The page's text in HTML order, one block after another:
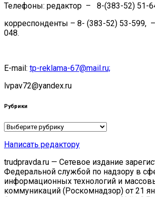
Телефоны: редактор – 8-(383-52) 51-
корреспонденты – 8- (383-52) 53-599,
048.
E-mail: tp-reklama-67@mail.ru;
lvpav72@yandex.ru
Рубрики
Рубрики
Написать редактору
trudpravda.ru — Сетевое издание
Федеральной службой по надзору в
информационных технологий и
коммуникаций (Роскомнадзор) от 21